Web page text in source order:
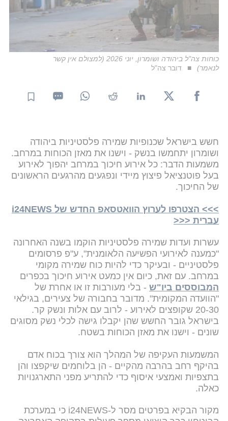
כוחות צה"ל ביהודה ושומרון, יוני 2026 (למצולם אין קשר
לנאמר)
דובר צה"ל
חשש בישראל שכנופיות שמירה פלסטיניות ביהודה
ושומרון יתחמשו בנשק - וישנו את מאזן הכוחות במרחב.
משמעות הדבר: כל אירוע חיכוך במרחב יהפוך לאירוע
בעל פוטנציאל פיצוץ מיידי ונפגעים מהרגעים הראשונים
של החיכוך.
>>> הצטרפו לערוץ הוואטסאפ החדש של i24NEWS
עברית <<<
עשרות ועדות שמירה פלסטיניות הוקמו בשנה האחרונה
"כמענה לאירועי הפשיעה הלאומנית", ע"פ פרסומים
פלסטיניים - ובעיקר כדי להיות כוח שמירה מקומי
במרחב. עם זאת, כיום אין כמעט אירוע חיכוך בכפרים
המבוססים ביו"ש - בלי מעורבות זו או אחרת של
"הוועדה המקומית". מדובר בחבורה של צעירים, בגילאי
20-30 שקופצים לאירוע - לרוב עם אלות ונשק קר.
בישראל גובר החשש שהן יקבלו גישה לכלי נשק מסוגים
שונים - וישנו את מאזן הכוחות בשטח.
המשמעות העקיפה של המהלך הוא צורך בכוח אדם
בהיקף רחב בהרבה מהקיים - הן בלוחמים שיקפצו והן
בתצפיות ואמצעי איסוף כדי להתריע מפני התארגנויות
כאלה.
מקור הבקיא בפרטים מסר ל-i24NEWS כי במערכת